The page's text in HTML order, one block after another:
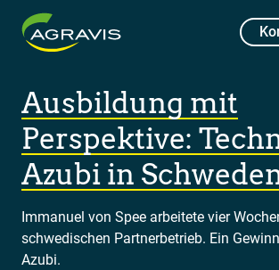
Ausbildung mit
Perspektive:
Azubi in
Immanuel von Spee arbeitete vier
schwedischen Partnerbetrieb. Ein
Azubi.